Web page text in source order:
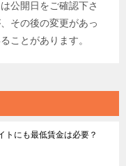
公開日をご確認下さ
その後の変更があっ
ことがあります。
トにも最低賃金は必要？